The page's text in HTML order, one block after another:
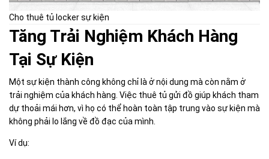
Cho thuê tủ locker sự kiện
Tăng Trải Nghiệm Khách Hàng
Tại Sự Kiện
Một sự kiện thành công không chỉ là ở nội dung mà còn nằm ở
trải nghiệm của khách hàng. Việc thuê tủ gửi đồ giúp khách tham
dự thoải mái hơn, vì họ có thể hoàn toàn tập trung vào sự kiện mà
không phải lo lắng về đồ đạc của mình.
Ví dụ: